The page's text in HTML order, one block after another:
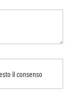
il consenso